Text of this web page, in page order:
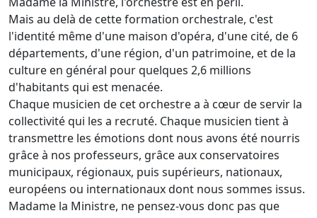
Mais au delà de cette formation orchestrale, c'est
l'identité même d'une maison d'opéra, d'une cité, de 6
départements, d'une région, d'un patrimoine, et de la
culture en général pour quelques 2,6 millions
d'habitants qui est menacée.
Chaque musicien de cet orchestre a à cœur de servir la
collectivité qui les a recruté. Chaque musicien tient à
transmettre les émotions dont nous avons été nourris
grâce à nos professeurs, grâce aux conservatoires
municipaux, régionaux, puis supérieurs, nationaux,
européens ou internationaux dont nous sommes issus.
Madame la Ministre, ne pensez-vous donc pas que